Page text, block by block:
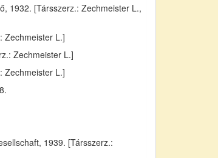
1932. [Társszerz.: Zechmeister L.,
Zechmeister L.]
Zechmeister L.]
Zechmeister L.]
1939. [Társszerz.: